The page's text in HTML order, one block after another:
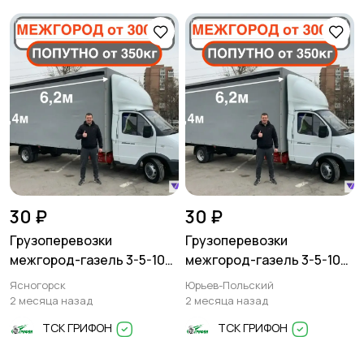
30 ₽
Грузоперевозки
межгород-газель 3-5-10
тонн
Ясногорск
2 месяца назад
ТСК ГРИФОН
30 ₽
Грузоперевозки
межгород-газель 3-5-10
тонн
Юрьев-Польский
2 месяца назад
ТСК ГРИФОН